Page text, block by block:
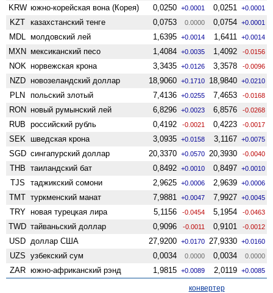
KRW южно-корейская вона (Корея) 0,0250 +0.0001 0,0251 +0.0001
KZT казахстанский тенге 0,0753 0.0000 0,0754 +0.0001
MDL молдовский лей 1,6395 +0.0014 1,6411 +0.0014
MXN мексиканский песо 1,4084 +0.0035 1,4092 -0.0156
NOK норвежская крона 3,3435 +0.0126 3,3578 -0.0096
NZD ново­зеландский доллар 18,9060 +0.1710 18,9840 +0.0210
PLN польский злотый 7,4136 +0.0255 7,4653 -0.0168
RON новый румынский лей 6,8296 +0.0023 6,8576 -0.0268
RUB российский рубль 0,4192 -0.0021 0,4223 -0.0017
SEK шведская крона 3,0935 +0.0158 3,1167 +0.0075
SGD сингапурский доллар 20,3370 +0.0570 20,3930 -0.0040
THB таиландский бат 0,8492 +0.0010 0,8497 +0.0010
TJS таджикский сомони 2,9625 +0.0006 2,9639 +0.0006
TMT туркменский манат 7,9881 +0.0047 7,9927 +0.0045
TRY новая турецкая лира 5,1156 -0.0454 5,1954 -0.0463
TWD тайваньский доллар 0,9096 -0.0011 0,9101 -0.0012
USD доллар США 27,9200 +0.0170 27,9330 +0.0160
UZS узбекский сум 0,0034 0.0000 0,0034 0.0000
ZAR южно-африканский рэнд 1,9815 +0.0089 2,0119 +0.0085
конвертер